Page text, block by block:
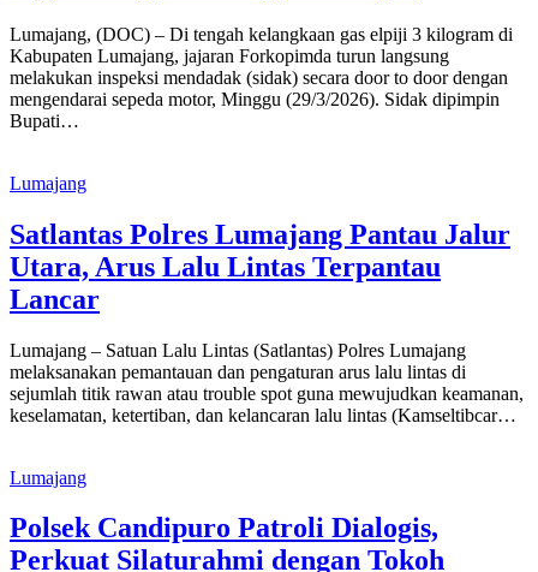
Lumajang, (DOC) – Di tengah kelangkaan gas elpiji 3 kilogram di
Kabupaten Lumajang, jajaran Forkopimda turun langsung
melakukan inspeksi mendadak (sidak) secara door to door dengan
mengendarai sepeda motor, Minggu (29/3/2026). Sidak dipimpin
Bupati…
Lumajang
Satlantas Polres Lumajang Pantau Jalur
Utara, Arus Lalu Lintas Terpantau
Lancar
Lumajang – Satuan Lalu Lintas (Satlantas) Polres Lumajang
melaksanakan pemantauan dan pengaturan arus lalu lintas di
sejumlah titik rawan atau trouble spot guna mewujudkan keamanan,
keselamatan, ketertiban, dan kelancaran lalu lintas (Kamseltibcar…
Lumajang
Polsek Candipuro Patroli Dialogis,
Perkuat Silaturahmi dengan Tokoh